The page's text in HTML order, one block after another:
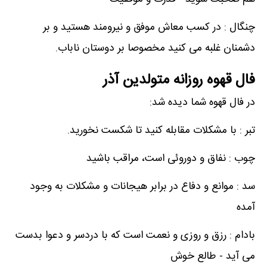
چنگال : در کسب معاش موفق و نیرومند هستید و بر
دشمنان غلبه می کنید مخصوصا بر دوستان ناباب.
فال قهوه روزانه متولدین آذر
در فال قهوه شما دیده شد:
تبر : با مشکلات مقابله کنید تا شکست نخورید.
چوب : نفاق و دوروئی است، مراقب باشید
سد : موانع و دفاع در برابر هیجانات و مشکلات به وجود
آمده
بادام : رزق و روزی و نعمت است که با دردسر و دعوا بدست
می آید - طالع خوش